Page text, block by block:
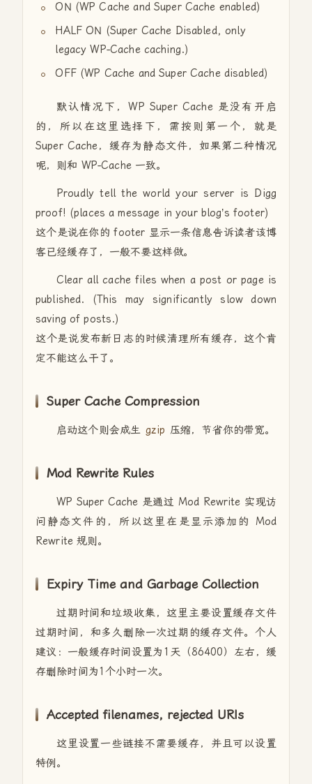
ON (WP Cache and Super Cache enabled)
HALF ON (Super Cache Disabled, only
legacy WP-Cache caching.)
OFF (WP Cache and Super Cache disabled)
默认情况下，WP Super Cache 是没有开启
的，所以在这里选择下，需按则第一个，就是
Super Cache，缓存为静态文件，如果第二种情况
呢，则和 WP-Cache 一致。
Proudly tell the world your server is Digg
proof! (places a message in your blog’s footer)
这个是说在你的 footer 显示一条信息告诉读者该博
客已经缓存了，一般不要这样做。
Clear all cache files when a post or page is
published. (This may significantly slow down
saving of posts.)
这个是说发布新日志的时候清理所有缓存，这个肯
定不能这么干了。
Super Cache Compression
启动这个则会成生 gzip 压缩，节省你的带宽。
Mod Rewrite Rules
WP Super Cache 是通过 Mod Rewrite 实现访
问静态文件的，所以这里在是显示添加的 Mod
Rewrite 规则。
Expiry Time and Garbage Collection
过期时间和垃圾收集，这里主要设置缓存文件
过期时间，和多久删除一次过期的缓存文件。个人
建议：一般缓存时间设置为1天（86400）左右，缓
存删除时间为1个小时一次。
Accepted filenames, rejected URIs
这里设置一些链接不需要缓存，并且可以设置
特例。